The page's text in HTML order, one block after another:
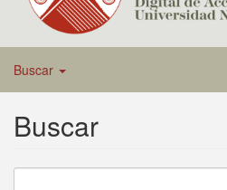
Buscar
Buscar